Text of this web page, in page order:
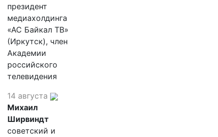
президент
медиахолдинга
«АС Байкал ТВ»
(Иркутск), член
Академии
российского
телевидения
14 августа
Михаил
Ширвиндт
советский и